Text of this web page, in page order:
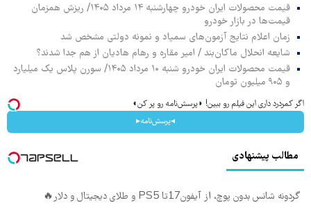
قیمت محصولات ایران خودرو چهارشنبه ۱۴ مرداد ۱۴۰۵/ ریزش همزمان
قیمت‌ها در بازار خودرو
زمان اعلام نتایج آزمون‌های سمپاد و نمونه دولتی مشخص شد
شایعه انحلال ماکان‌بند / امیر مقاره و رهام هادیان از هم جدا شدند؟
قیمت محصولات ایران خودرو شنبه ۱۰ مرداد ۱۴۰۵/ سورن پلاس یک میلیارد
و ۹۰۵ میلیون تومان
اگر کمردرد داری این فیلم رو ببین! ◗پرسش‌نامه رو پر کن◖
◂پرسش‌نامه▸
مطالب پیشنهادی
گردونه شانس بدون پوچ، از آیفون17تا PS5 و طلای دیجیتال و دلار🔥